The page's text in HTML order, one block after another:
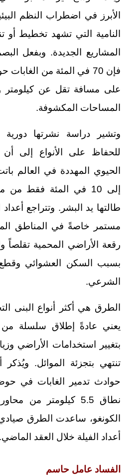
الأبرز في اضطراب النظم
النامية التي تشهد تخطيط أو
المشاريع الجديدة. وبفعل
فإن 70 في المئة من
على مسافة تقل عن كيلومتر
المساحات المكشوفة.
وتشير دراسة نشرتها دورية
للحفاظ على الأنواع إلى
إلى 10 في المئة فقط من
طالتها يد البشر. وتتراجع أعداد
مستمر خاصةً في المناطق
رقعة الأراضي المحمية تقلصاً
بسبب السكن العشوائي وقطع
الشرعي.
الطرق هي أكثر أنواع البنى
يعني عادةً إطلاق سلسلة من
بتغيير استخدامات الأراضي
حوادث تدمير الغابات في
نطاق 5.5 كيلومتر
الكونغو، ساعدت الطرق صيادي
أعداد الفيلة خلال العقد الماضي.
الفساد عامل حاسم